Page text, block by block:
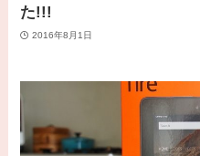
た!!!
2016年8月1日